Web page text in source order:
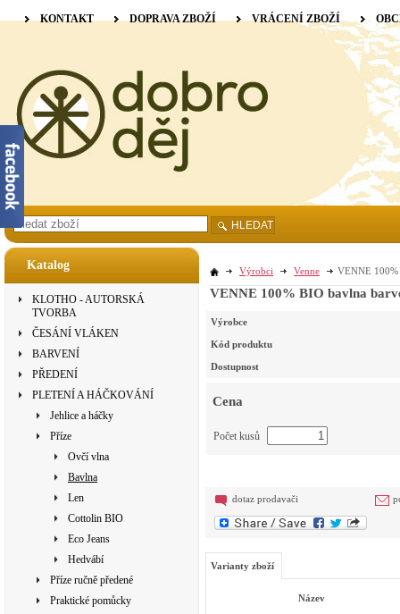
Katalog
KLOTHO - AUTORSKÁ
TVORBA
ČESÁNÍ VLÁKEN
BARVENÍ
PŘEDENÍ
PLETENÍ A HÁČKOVÁNÍ
Jehlice a háčky
Příze
Ovčí vlna
Bavlna
Len
Cottolin BIO
Eco Jeans
Hedvábí
Příze ručně předené
Praktické pomůcky
Výrobci Venne VENNE
VENNE 100% BIO bavlna
Výrobce
Kód produktu
Dostupnost
Cena
Počet kusů
dotaz prodavači
Varianty zboží
Název
KONTAKT DOPRAVA ZBOŽÍ VRÁCENÍ ZBOŽÍ
HLEDAT